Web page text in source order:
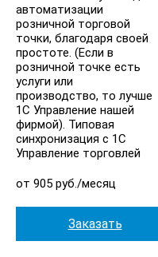
автоматизации
розничной торговой
точки, благодаря своей
простоте. (Если в
розничной точке есть
услуги или
производство, то лучше
1С Управление нашей
фирмой). Типовая
синхронизация с 1С
Управление торговлей
от 905 руб./месяц
Заказать